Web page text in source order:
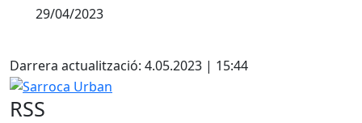
29/04/2023
Darrera actualització: 4.05.2023 | 15:44
Sarroca Urban
RSS